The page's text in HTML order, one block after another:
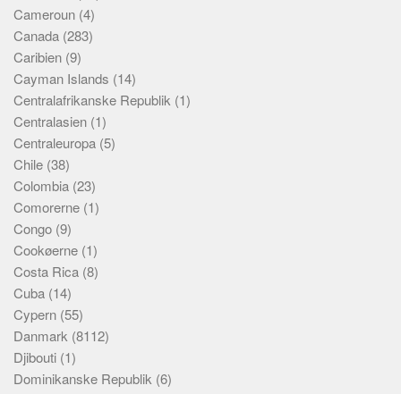
Cameroun (4)
Canada (283)
Caribien (9)
Cayman Islands (14)
Centralafrikanske Republik (1)
Centralasien (1)
Centraleuropa (5)
Chile (38)
Colombia (23)
Comorerne (1)
Congo (9)
Cookøerne (1)
Costa Rica (8)
Cuba (14)
Cypern (55)
Danmark (8112)
Djibouti (1)
Dominikanske Republik (6)